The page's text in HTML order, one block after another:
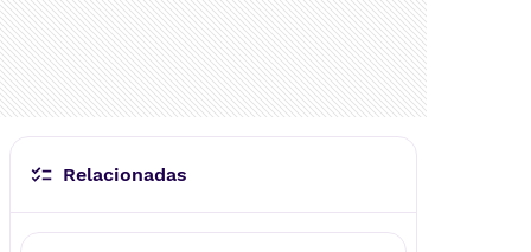
s e seguro.
Relacionadas